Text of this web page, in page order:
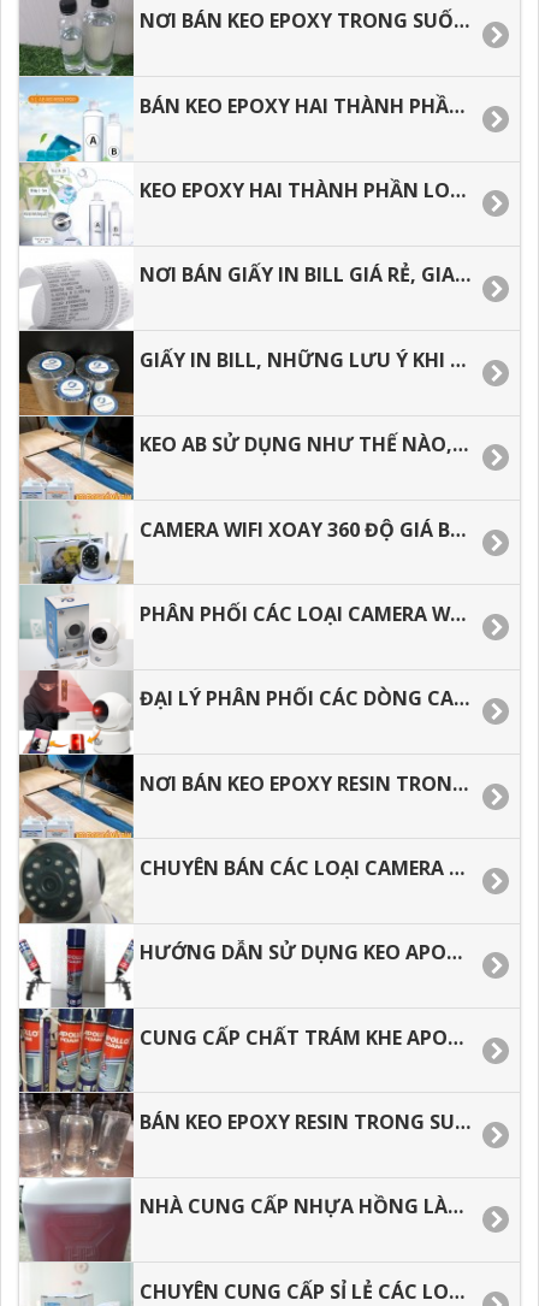
NƠI BÁN KEO EPOXY TRONG SUỐT TẠI TÂN BÌNH, BÌNH TÂN, HÓC MÔN, Q.12. Q.9. THỦ ĐỨC
BÁN KEO EPOXY HAI THÀNH PHẦN TRONG SUỐT TẠI TÂN BÌNH, BÌNH TÂN, HÓC MÔN.
KEO EPOXY HAI THÀNH PHẦN LOẠI 3:1 TRONG XUỐT, ĐỔ BÀN GIÁ TỐT TẠI HÓC MÔN, BÌNH TÂN
NƠI BÁN GIẤY IN BILL GIÁ RẺ, GIAO HÀNG NHANH.
GIẤY IN BILL, NHỮNG LƯU Ý KHI CHỌN MUA GIẤY IN HÓA ĐƠN.
KEO AB SỬ DỤNG NHƯ THẾ NÀO, CÁCH PHA KEO EPOXY RESIN ĐÚNG CÁCH.
CAMERA WIFI XOAY 360 ĐỘ GIÁ BAO NHIÊU TIỀN, ĐỊA CHỈ MUA GIÁ RẺ TẠI TP.HCM
PHÂN PHỐI CÁC LOẠI CAMERA WIFI AN NINH XOAY 360 ĐỘ GIÁ RẺ.
ĐẠI LÝ PHÂN PHỐI CÁC DÒNG CAMERA WIFI GIÁ RẺ TẠI TP.HCM­­
NƠI BÁN KEO EPOXY RESIN TRONG SUỐT LÀM ĐỒ HANDMADE
CHUYÊN BÁN CÁC LOẠI CAMERA WIFI AN NINH TRONG NHÀ GIÁ RẺ.
HƯỚNG DẪN SỬ DỤNG KEO APOLLO FOAM ĐÚNG CÁCH, TIẾT KIỆM.
CUNG CẤP CHẤT TRÁM KHE APOLLO FOAM GIÁ RẺ, GIAO HÀNG NHANH
BÁN KEO EPOXY RESIN TRONG SUỐT ĐỔ BÀN, LÀM TRANG SỨC GIÁ TỐT
NHÀ CUNG CẤP NHỰA HỒNG LÀM KHUÔN, CHỐNG THẤM CAO CẤP.
CHUYÊN CUNG CẤP SỈ LẺ CÁC LOẠI CAMERA WIFI TRONG NHÀ HÌNH ẢNH SẮC NÉT.